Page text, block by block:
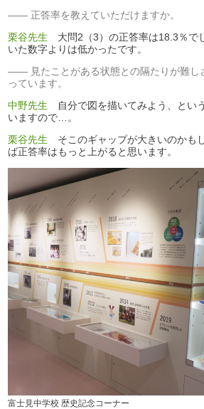
正答率を教えていただけますか。
栗谷先生 大問2（3）の正答率は18.3％で
いた数字よりは低かったです。
見たことがある状態との隔たりが難
っています。
中野先生 自分で図を描いてみよう、とい
いますので…。
栗谷先生 そこのギャップが大きいのかも
ば正答率はもっと上がると思います。
富士見中学校 歴史記念コーナー